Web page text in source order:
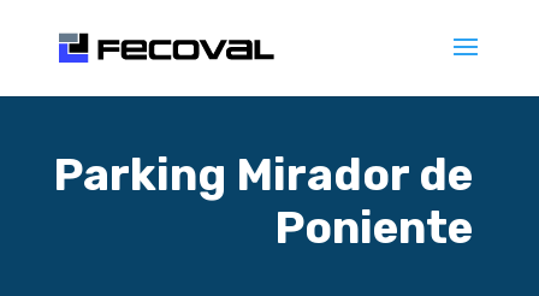
Parking Mirador de
Poniente